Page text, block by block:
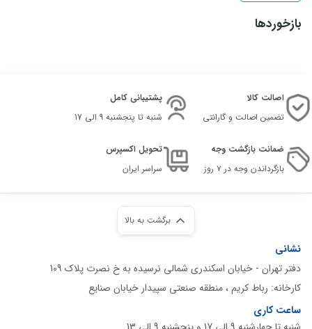
بازخوردها
اصالت کالا
تضمین اصالت و گارانتی
پشتیبانی کامل
شنبه تا پنجشنبه 9 الی 17
ضمانت بازگشت وجه
بازگرداندن وجه در ۷ روز
تحویل اکسپرس
سراسر ایران
برگشت به بالا
نشانی
دفتر تهران - خیابان اسکندری شمالی نرسیده به خ نصرت پلاک 109
کارخانه: رباط کریم ، منطقه صنعتی سپیدار خیابان صنایع
ساعت کاری